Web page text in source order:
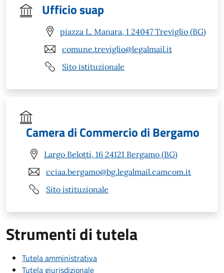
Ufficio suap
piazza L. Manara, 1 24047 Treviglio (BG)
comune.treviglio@legalmail.it
Sito istituzionale
Camera di Commercio di Bergamo
Largo Belotti, 16 24121 Bergamo (BG)
cciaa.bergamo@bg.legalmail.camcom.it
Sito istituzionale
Strumenti di tutela
Tutela amministrativa
Tutela giurisdizionale